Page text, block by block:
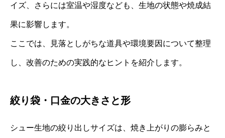
イズ、さらには室温や湿度なども、生地の状態や焼成結
果に影響します。
ここでは、見落としがちな道具や環境要因について整理
し、改善のための実践的なヒントを紹介します。
絞り袋・口金の大きさと形
シュー生地の絞り出しサイズは、焼き上がりの膨らみと